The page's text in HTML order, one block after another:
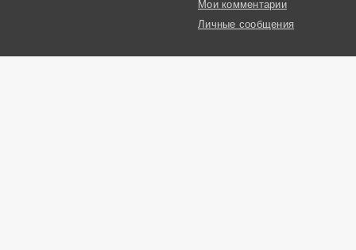
Мои комментарии
Личные сообщения